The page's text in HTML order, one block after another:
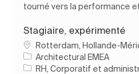
tourné vers la performance et
Stagiaire, expérimenté
Emplacement
Rotterdam, Hollande-
Architectural EMEA
Catégorie
RH, Corporatif et